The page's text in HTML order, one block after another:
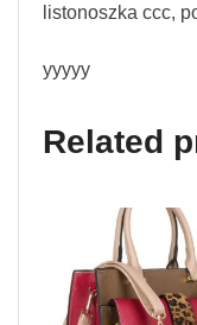
listonoszka ccc,
yyyyy
Related